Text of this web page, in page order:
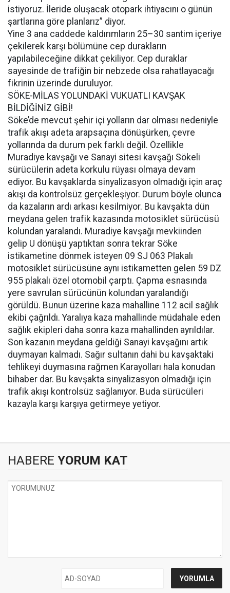
istiyoruz. İleride oluşacak otopark ihtiyacını o günün
şartlarına göre planlarız” diyor.
Yine 3 ana caddede kaldırımların 25–30 santim içeriye
çekilerek karşı bölümüne cep durakların
yapılabileceğine dikkat çekiliyor. Cep duraklar
sayesinde de trafiğin bir nebzede olsa rahatlayacağı
fikrinin üzerinde duruluyor.
SÖKE-MİLAS YOLUNDAKİ VUKUATLI KAVŞAK
BİLDİĞİNİZ GİBİ!
Söke’de mevcut şehir içi yolların dar olması nedeniyle
trafik akışı adeta arapsaçına dönüşürken, çevre
yollarında da durum pek farklı değil. Özellikle
Muradiye kavşağı ve Sanayi sitesi kavşağı Sökeli
sürücülerin adeta korkulu rüyası olmaya devam
ediyor. Bu kavşaklarda sinyalizasyon olmadığı için araç
akışı da kontrolsüz gerçekleşiyor. Durum böyle olunca
da kazaların ardı arkası kesilmiyor. Bu kavşakta dün
meydana gelen trafik kazasında motosiklet sürücüsü
kolundan yaralandı. Muradiye kavşağı mevkiinden
gelip U dönüşü yaptıktan sonra tekrar Söke
istikametine dönmek isteyen 09 SJ 063 Plakalı
motosiklet sürücüsüne aynı istikametten gelen 59 DZ
955 plakalı özel otomobil çarptı. Çapma esnasında
yere savrulan sürücünün kolundan yaralandığı
görüldü. Bunun üzerine kaza mahalline 112 acil sağlık
ekibi çağrıldı. Yaralıya kaza mahallinde müdahale eden
sağlık ekipleri daha sonra kaza mahallinden ayrıldılar.
Son kazanın meydana geldiği Sanayi kavşağını artık
duymayan kalmadı. Sağır sultanın dahi bu kavşaktaki
tehlikeyi duymasına rağmen Karayolları hala konudan
bihaber dar. Bu kavşakta sinyalizasyon olmadığı için
trafik akışı kontrolsüz sağlanıyor. Buda sürücüleri
kazayla karşı karşıya getirmeye yetiyor.
HABERE YORUM KAT